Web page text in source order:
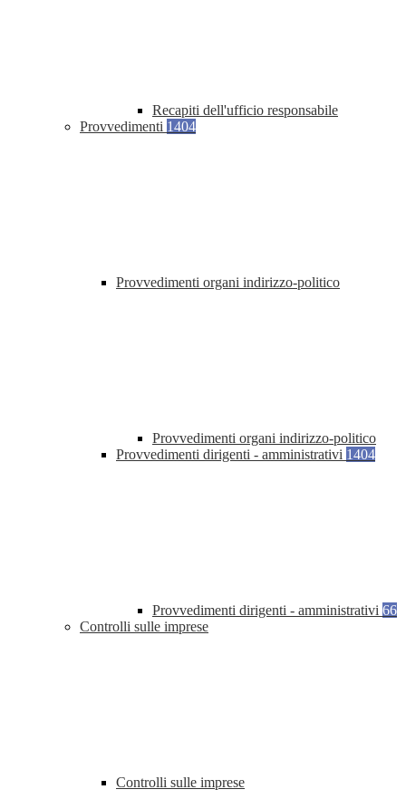
Recapiti dell'ufficio responsabile
Provvedimenti 1404
Provvedimenti organi indirizzo-politico
Provvedimenti organi indirizzo-politico
Provvedimenti dirigenti - amministrativi 1404
Provvedimenti dirigenti - amministrativi 66
Controlli sulle imprese
Controlli sulle imprese